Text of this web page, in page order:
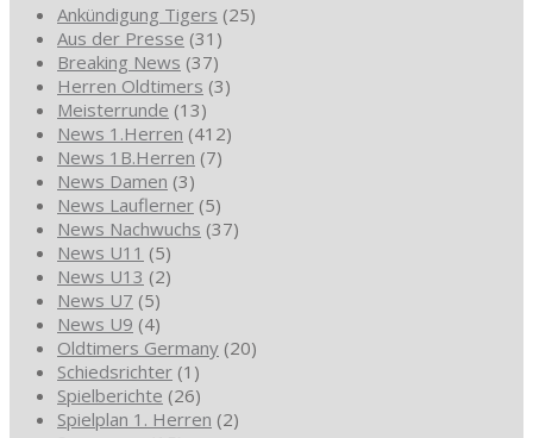
Ankündigung Tigers (25)
Aus der Presse (31)
Breaking News (37)
Herren Oldtimers (3)
Meisterrunde (13)
News 1.Herren (412)
News 1B.Herren (7)
News Damen (3)
News Lauflerner (5)
News Nachwuchs (37)
News U11 (5)
News U13 (2)
News U7 (5)
News U9 (4)
Oldtimers Germany (20)
Schiedsrichter (1)
Spielberichte (26)
Spielplan 1. Herren (2)